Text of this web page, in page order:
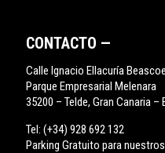
CONTACTO —
Calle Ignacio Ellacuría
Parque Empresarial Melenara
35200 – Telde, Gran Canaria –
Tel: (+34) 928 692 132
Parking Gratuito para